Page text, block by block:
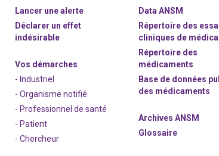
Lancer une alerte
Déclarer un effet
indésirable
Vos démarches
- Industriel
- Organisme notifié
- Professionnel de santé
- Patient
- Chercheur
Data ANSM
Répertoire des
cliniques de
Répertoire des
médicaments
Base de données
des médicaments
Archives ANSM
Glossaire